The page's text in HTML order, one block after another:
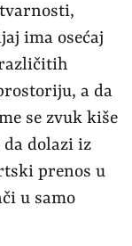
ima osećaj
a da
se zvuk kiše
dolazi iz
prenos u
u samo